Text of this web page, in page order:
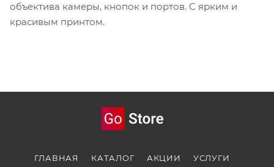
объектива камеры, кнопок и портов. С ярким и
красивым принтом.
ГЛАВНАЯ КАТАЛОГ АКЦИИ УСЛУГИ